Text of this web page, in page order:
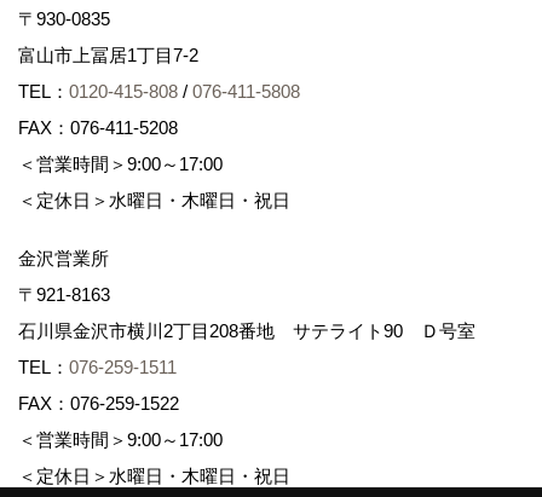
〒930-0835
富山市上冨居1丁目7-2
TEL： 0120-415-808 / 076-411-5808
FAX：076-411-5208
＜営業時間＞9:00～17:00
＜定休日＞水曜日・木曜日・祝日
金沢営業所
〒921-8163
石川県金沢市横川2丁目208番地 サテライト90 Ｄ号室
TEL： 076-259-1511
FAX：076-259-1522
＜営業時間＞9:00～17:00
＜定休日＞水曜日・木曜日・祝日